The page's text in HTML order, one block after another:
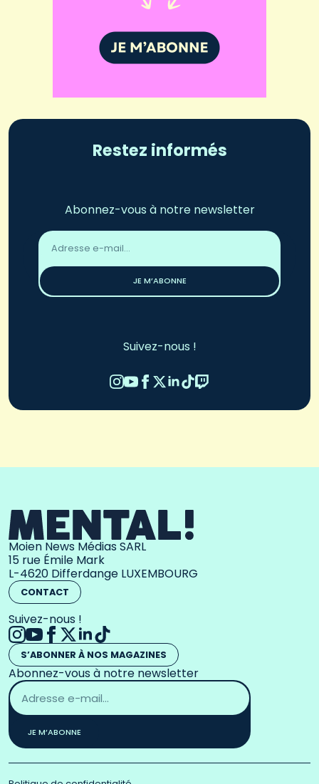
Restez informés
Abonnez-vous à notre newsletter
Adresse
email
JE M’ABONNE
Suivez-nous !
Moien News Médias SARL
15 rue Émile Mark
L-4620 Differdange LUXEMBOURG
CONTACT
Suivez-nous !
S’ABONNER À NOS MAGAZINES
Abonnez-vous à notre newsletter
Adresse
email
*
JE M’ABONNE